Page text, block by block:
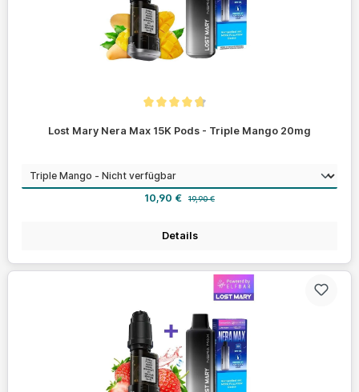
Lost Mary Nera Max 15K Pods - Triple Mango 20mg
Geschmackauswählen
Verkaufspreis:
10,90 € 19,90 €
Details